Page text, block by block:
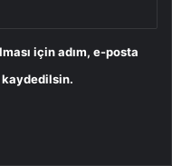
için adım, e-posta
kaydedilsin.